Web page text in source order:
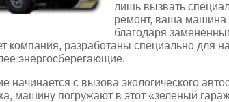
лишь вызвать
ремонт, ваша машина
благодаря
компания, разработаны специально для
энергосберегающие.
начинается с вызова экологического
машину погружают в этот «зеленый